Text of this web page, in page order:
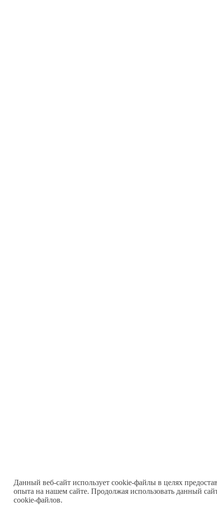
Данный веб-сайт использует cookie-файлы в целях
опыта на нашем сайте. Продолжая использовать данный
cookie-файлов.